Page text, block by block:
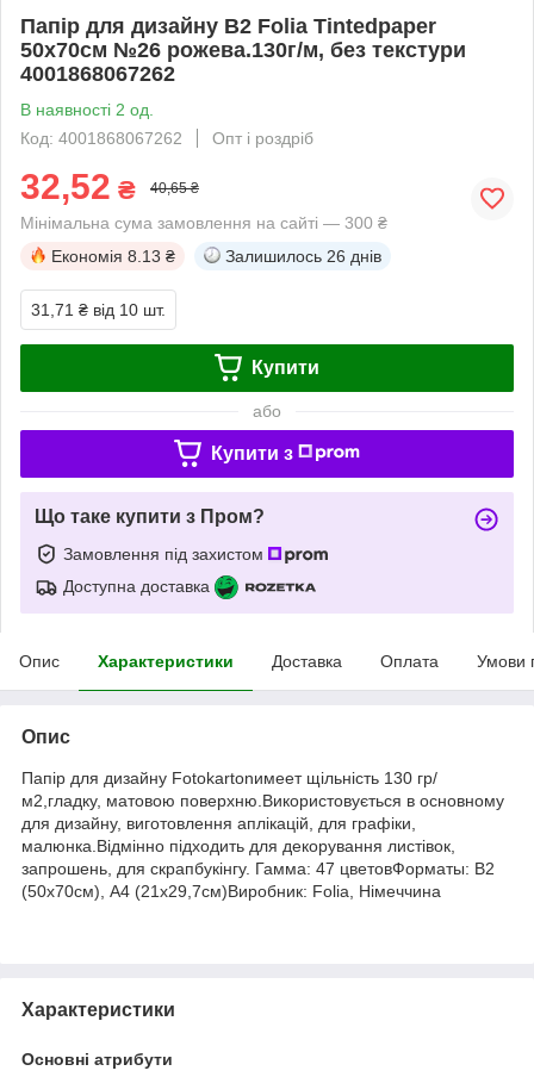
Папір для дизайну В2 Folia Tintedpaper
50х70см №26 рожева.130г/м, без текстури
4001868067262
В наявності 2 од.
Код: 4001868067262
Опт і роздріб
32,52 ₴ 40,65 ₴
Мінімальна сума замовлення на сайті — 300 ₴
Економія 8.13 ₴ Залишилось 26 днів
31,71 ₴ від 10 шт.
Купити
або
Купити з
Що таке купити з Пром?
Замовлення під захистом
Доступна доставка
Опис Характеристики Доставка Оплата Умови
Опис
Папір для дизайну Fotokartonимеет щільність 130 гр/
м2,гладку, матовою поверхню.Використовується в основному
для дизайну, виготовлення аплікацій, для графіки,
малюнка.Відмінно підходить для декорування листівок,
запрошень, для скрапбукінгу. Гамма: 47 цветовФорматы: В2
(50х70см), А4 (21х29,7см)Виробник: Folia, Німеччина
Характеристики
Основні атрибути